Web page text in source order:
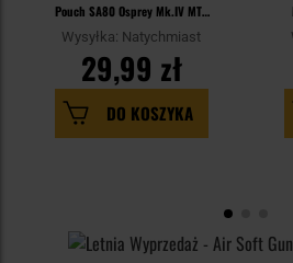
Pouch SA80 Osprey Mk.IV MTP
Camo - jak nowa - Demobil
Wysyłka: Natychmiast
29,99 zł
DO KOSZYKA